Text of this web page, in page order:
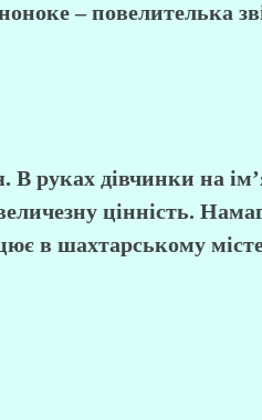
– повелителька
В руках дівчинки на
цінність.
в шахтарському